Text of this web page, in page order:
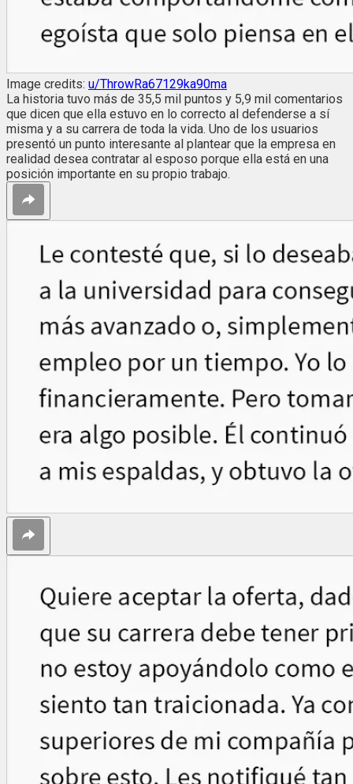
Image credits: u/ThrowRa67129ka90ma
La historia tuvo más de 35,5 mil puntos y 5,9 mil comentarios
que dicen que ella estuvo en lo correcto al defenderse a sí
misma y a su carrera de toda la vida. Uno de los usuarios
presentó un punto interesante al plantear que la empresa en
realidad desea contratar al esposo porque ella está en una
posición importante en su propio trabajo.